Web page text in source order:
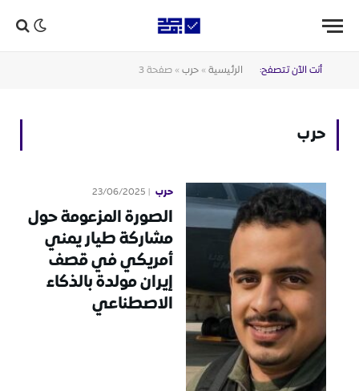
أنت الآن تتصفح: الرئيسية » حرب » صفحة 3
حرب
حرب 23/06/2025
الصورة المزعومة حول
مشاركة طيار يمني
أمريكي في قصف
إيران مولدة بالذكاء
الاصطناعي